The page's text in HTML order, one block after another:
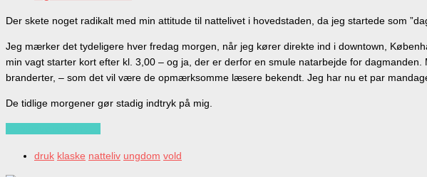
Der skete noget radikalt med min attitude til nattelivet i hovedstaden, da jeg startede som
Jeg mærker det tydeligere hver fredag morgen, når jeg kører direkte ind i downtown,
min vagt starter kort efter kl. 3,00 – og ja, der er derfor en smule natarbejde for
branderter, – som det vil være de opmærksomme læsere bekendt. Jeg har nu et par
De tidlige morgener gør stadig indtryk på mig.
druk klaske natteliv ungdom vold